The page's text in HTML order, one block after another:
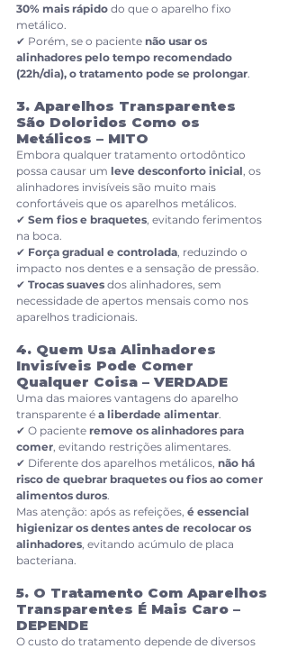
30% mais rápido do que o aparelho fixo
metálico.
✔ Porém, se o paciente não usar os
alinhadores pelo tempo recomendado
(22h/dia), o tratamento pode se prolongar
3. Aparelhos Transparentes
São Doloridos Como os
Metálicos – MITO
Embora qualquer tratamento ortodôntico
possa causar um leve desconforto inicial , os
alinhadores invisíveis são muito mais
confortáveis que os aparelhos metálicos.
✔ Sem fios e braquetes , evitando ferimentos
na boca.
✔ Força gradual e controlada , reduzindo o
impacto nos dentes e a sensação de pressão.
✔ Trocas suaves dos alinhadores, sem
necessidade de apertos mensais como nos
aparelhos tradicionais.
4. Quem Usa Alinhadores
Invisíveis Pode Comer
Qualquer Coisa – VERDADE
Uma das maiores vantagens do aparelho
transparente é a liberdade alimentar
✔ O paciente remove os alinhadores para
comer , evitando restrições alimentares.
✔ Diferente dos aparelhos metálicos, não há
risco de quebrar braquetes ou fios ao comer
alimentos duros
Mas atenção: após as refeições, é essencial
higienizar os dentes antes de recolocar os
alinhadores , evitando acúmulo de placa
bacteriana.
5. O Tratamento Com Aparelhos
Transparentes É Mais Caro –
DEPENDE
O custo do tratamento depende de diversos